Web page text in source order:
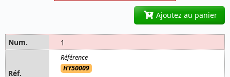
Ajoutez au panier
1
HY50009